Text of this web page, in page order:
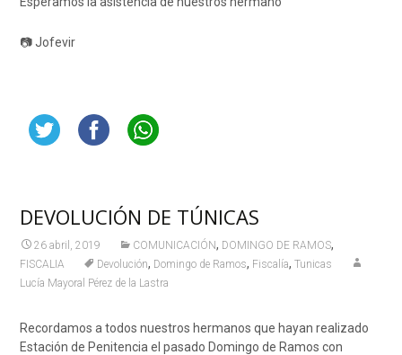
📷 Jofevir
DEVOLUCIÓN DE TÚNICAS
26 abril, 2019 COMUNICACIÓN, DOMINGO DE RAMOS,
FISCALIA Devolución, Domingo de Ramos, Fiscalía,Tunicas
Lucía Mayoral Pérez de la Lastra
Recordamos a todos nuestros hermanos que hayan realizado
Estación de Penitencia el pasado Domingo de Ramos con